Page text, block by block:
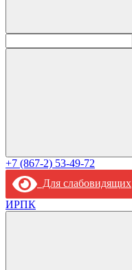
+7 (867-2) 53-49-72
Для слабовидящих
ИРПК